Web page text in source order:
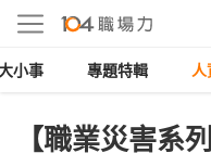
小事 專題特輯
【職業災害系